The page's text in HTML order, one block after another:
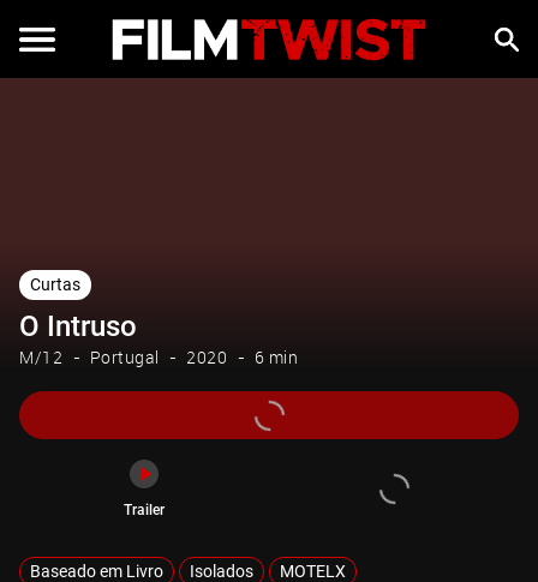
Curtas
O Intruso
M/12 Portugal 2020 6 min
Trailer
Baseado em Livro Isolados MOTELX